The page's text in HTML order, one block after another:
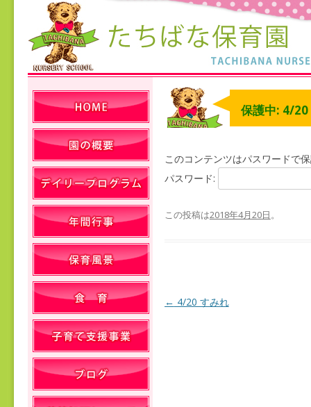
保護中: 4/20
このコンテンツはパスワードで
パスワード:
この投稿は2018年4月20日。
投稿ナビゲーション
← 4/20 すみれ